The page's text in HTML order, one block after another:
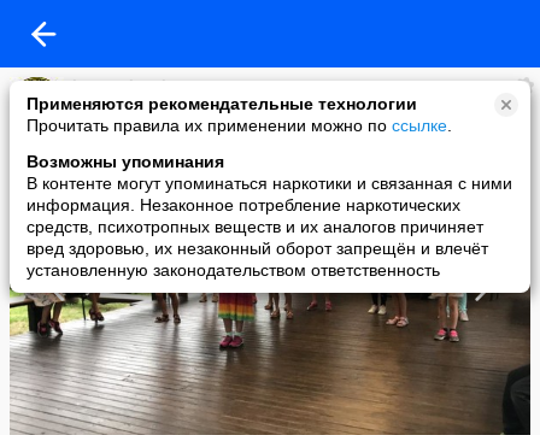
Применяются рекомендательные технологии
Прочитать правила их применении можно по ссылке
Возможны упоминания
В контенте могут упоминаться наркотики и связанная с ними
информация. Незаконное потребление наркотических
средств, психотропных веществ и их аналогов причиняет
вред здоровью, их незаконный оборот запрещён и влечёт
установленную законодательством ответственность
karate shotokan
added a photo
08 Apr в 13:35